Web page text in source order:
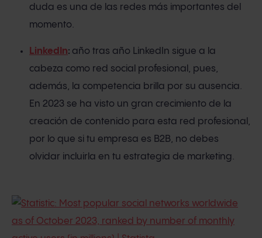
duda es una de las redes más importantes del
momento.
LinkedIn: año tras año LinkedIn sigue a la
cabeza como red social profesional, pues,
además, la competencia brilla por su ausencia.
En 2023 se ha visto un gran crecimiento de la
creación de contenido para esta red profesional,
por lo que si tu empresa es B2B, no debes
olvidar incluirla en tu estrategia de marketing.